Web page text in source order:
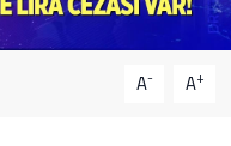
A- A+